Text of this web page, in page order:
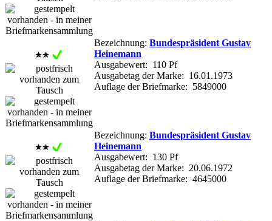
Bezeichnung: Bundespräsident Gustav
Heinemann
Ausgabewert: 110 Pf
Ausgabetag der Marke: 16.01.1973
Auflage der Briefmarke: 5849000
Bezeichnung: Bundespräsident Gustav
Heinemann
Ausgabewert: 130 Pf
Ausgabetag der Marke: 20.06.1972
Auflage der Briefmarke: 4645000